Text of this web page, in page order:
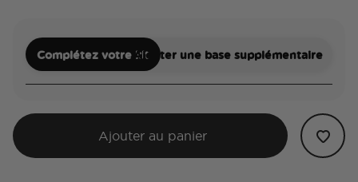
Complétez votre kitAjouter une base supplémentaire
Ajouter au panier